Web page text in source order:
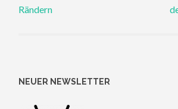
navigation
Rändern
NEUER NEWSLETTER